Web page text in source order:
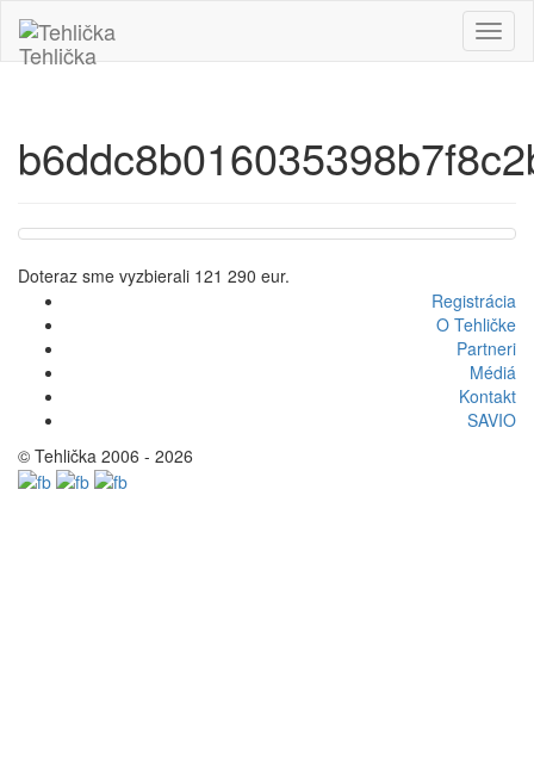
Tehlička
Doteraz sme vyzbierali 121 290 eur.
Registrácia
O Tehličke
Partneri
Médiá
Kontakt
SAVIO
© Tehlička 2006 - 2026